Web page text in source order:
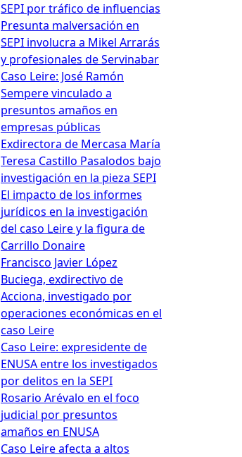
SEPI por tráfico de influencias
Presunta malversación en
SEPI involucra a Mikel Arrarás
y profesionales de Servinabar
Caso Leire: José Ramón
Sempere vinculado a
presuntos amaños en
empresas públicas
Exdirectora de Mercasa María
Teresa Castillo Pasalodos bajo
investigación en la pieza SEPI
El impacto de los informes
jurídicos en la investigación
del caso Leire y la figura de
Carrillo Donaire
Francisco Javier López
Buciega, exdirectivo de
Acciona, investigado por
operaciones económicas en el
caso Leire
Caso Leire: expresidente de
ENUSA entre los investigados
por delitos en la SEPI
Rosario Arévalo en el foco
judicial por presuntos
amaños en ENUSA
Caso Leire afecta a altos